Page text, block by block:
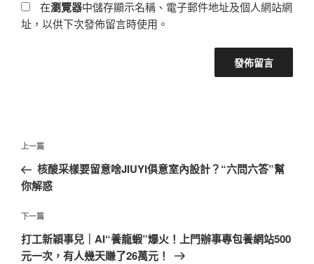
在瀏覽器中儲存顯示名稱、電子郵件地址及個人網站網
址，以供下次發佈留言時使用。
文
導
覽
上
一
篇
章
上一篇
核酸采樣要留意啥JIUYI俱意室內設計？“六問六答”幫
你解惑
下
一
篇
下一篇
打工新穎事兒｜AI“養龍蝦”爆火！上門辦事專包養網站500
元一次，有人幾天賺了26萬元！